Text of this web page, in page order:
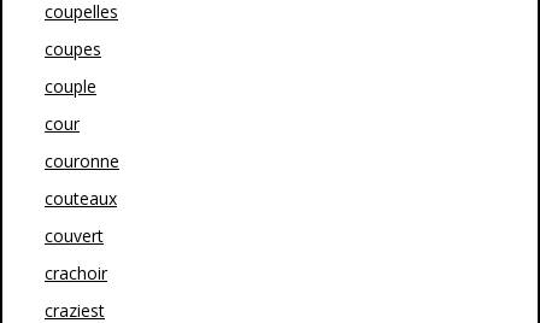
coupelles
coupes
couple
cour
couronne
couteaux
couvert
crachoir
craziest